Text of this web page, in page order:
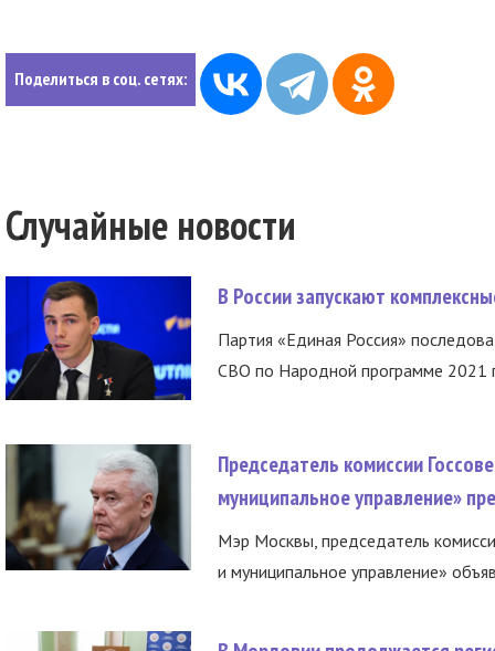
Поделиться в соц. сетях:
Случайные новости
В России запускают
Партия «Единая Россия»
СВО по Народной программе 2021
Председатель комиссии
муниципальное управление»
Мэр Москвы, председатель
и муниципальное управление»